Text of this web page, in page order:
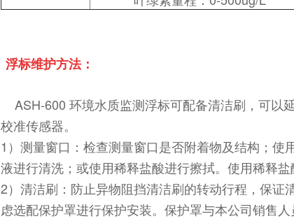
浮标维护方法：
ASH-600 环境水质监测浮标可配备清洁刷，可以
校准传感器。
1）测量窗口：检查测量窗口是否附着物及结构；
液进行清洗；或使用稀释盐酸进行擦拭。使用稀释盐
2）清洁刷：防止异物阻挡清洁刷的转动行程，保
虑选配保护罩进行保护安装。保护罩与本公司销售人